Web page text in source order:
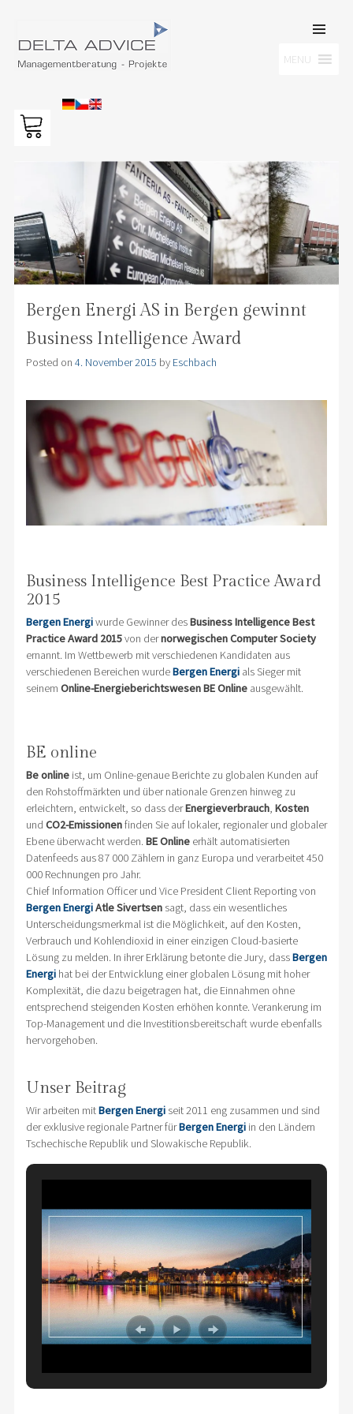
CONTENT
MENU
Bergen Energi AS in Bergen gewinnt
Business Intelligence Award
Posted on 4. November 2015 by Eschbach
Business Intelligence Best Practice Award
2015
Bergen Energiwurde Gewinner desBusiness Intelligence Best
Practice Award 2015von dernorwegischen Computer Society
ernannt. Im Wettbewerb mit verschiedenen Kandidaten aus
verschiedenen Bereichen wurdeBergen Energi als Sieger mit
seinem Online-Energieberichtswesen BE Onlineausgewählt.
BE online
Be onlineist, um Online-genaue Berichte zu globalen Kunden auf
den Rohstoffmärkten und über nationale Grenzen hinweg zu
erleichtern, entwickelt, so dass derEnergieverbrauch, Kosten
und CO2-Emissionenfinden Sie auf lokaler, regionaler und globaler
Ebene überwacht werden. BE Onlineerhält automatisierten
Datenfeeds aus 87 000 Zählern in ganz Europa und verarbeitet 450
000 Rechnungen pro Jahr.
Chief Information Officer und Vice President Client Reporting von
Bergen EnergiAtle Sivertsensagt, dass ein wesentliches
Unterscheidungsmerkmal ist die Möglichkeit, auf den Kosten,
Verbrauch und Kohlendioxid in einer einzigen Cloud-basierte
Lösung zu melden. In ihrer Erklärung betonte die Jury, dassBergen
Energi hat bei der Entwicklung einer globalen Lösung mit hoher
Komplexität, die dazu beigetragen hat, die Einnahmen ohne
entsprechend steigenden Kosten erhöhen konnte. Verankerung im
Top-Management und die Investitionsbereitschaft wurde ebenfalls
hervorgehoben.
Unser Beitrag
Wir arbeiten mitBergen Energi seit 2011 eng zusammen und sind
der exklusive regionale Partner fürBergen Energi in den Ländern
Tschechische Republik und Slowakische Republik.